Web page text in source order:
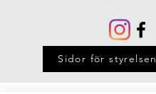
Sidor för styrelsen